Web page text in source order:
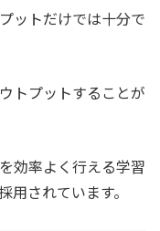
ットだけでは十分で
トプットすることが
効率よく行える学習
されています。